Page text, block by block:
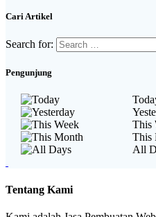
Cari Artikel
Search for:
Pengunjung
This
This
All
Tentang Kami